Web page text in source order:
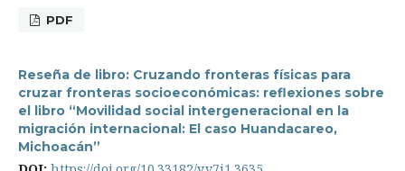
PDF
Reseña de libro: Cruzando fronteras físicas para
cruzar fronteras socioeconómicas: reflexiones sobre
el libro “Movilidad social intergeneracional en la
migración internacional: El caso Huandacareo,
Michoacán”